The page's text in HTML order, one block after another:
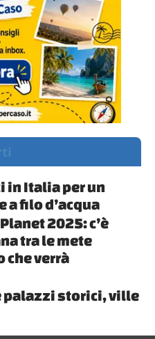
in Italia per un
filo d’acqua
2025: c’è
tra le mete
che verrà
palazzi storici, ville